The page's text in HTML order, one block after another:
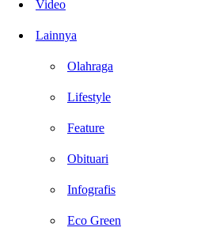
Video
Lainnya
Olahraga
Lifestyle
Feature
Obituari
Infografis
Eco Green